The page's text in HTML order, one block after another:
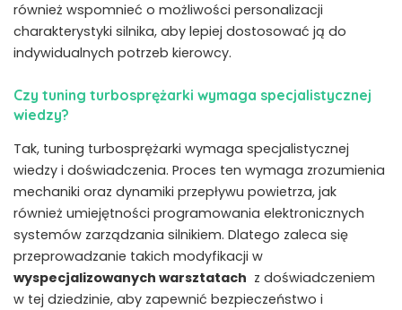
również wspomnieć o możliwości personalizacji
charakterystyki silnika, aby lepiej dostosować ją do
indywidualnych potrzeb kierowcy.
Czy tuning turbosprężarki wymaga ⁢specjalistycznej
wiedzy?
Tak, tuning turbosprężarki wymaga specjalistycznej
wiedzy i doświadczenia. Proces ten wymaga ⁤zrozumienia
mechaniki oraz dynamiki przepływu powietrza, jak
również umiejętności programowania elektronicznych
systemów zarządzania silnikiem. ⁤Dlatego zaleca się
przeprowadzanie takich ‌modyfikacji w
wyspecjalizowanych warsztatach ⁢ z doświadczeniem
w⁤ tej ‌dziedzinie, aby ⁢zapewnić bezpieczeństwo i